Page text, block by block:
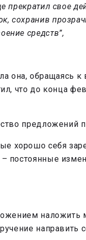
прекратил свое
средств”,
она, обращаясь
что до конца
предложений
хорошо себя
постоянные